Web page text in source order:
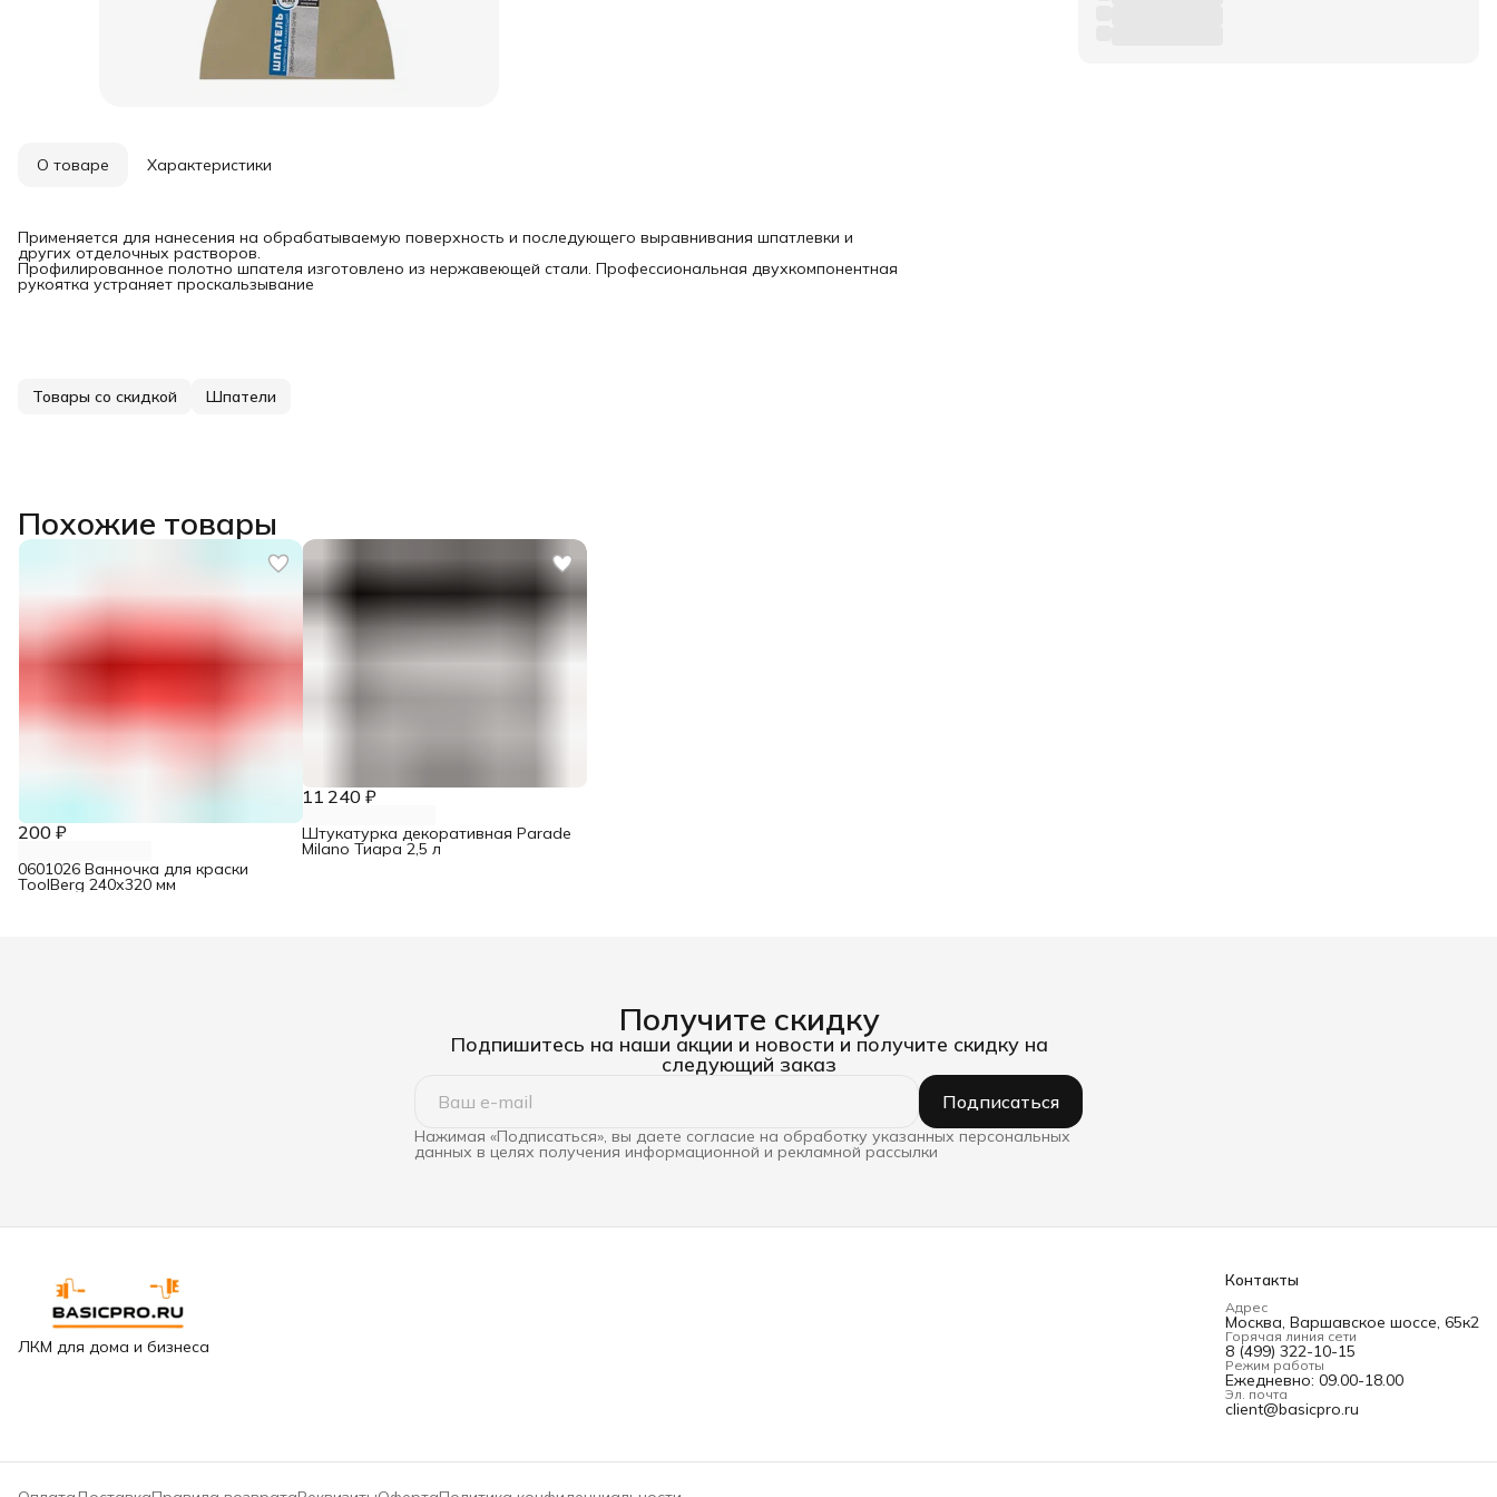
О товаре Характеристики
Применяется для нанесения на обрабатываемую поверхность и последующего выравнивания шпатлевки и
других отделочных растворов.
Профилированное полотно шпателя изготовлено из нержавеющей стали. Профессиональная двухкомпонентная
рукоятка устраняет проскальзывание
Товары со скидкой Шпатели
Похожие товары
200 ₽
0601026 Ванночка для краски
ToolBerg 240х320 мм
11 240 ₽
Штукатурка декоративная Parade
Milano Тиара 2,5 л
Получите скидку
Подпишитесь на наши акции и новости и получите скидку на
следующий заказ
Подписаться
Нажимая «Подписаться», вы даете согласие на обработку указанных персональных
данных в целях получения информационной и рекламной рассылки
ЛКМ для дома и бизнеса
Контакты
Адрес
Москва, Варшавское шоссе, 65к2
Горячая линия сети
8 (499) 322-10-15
Режим работы
Ежедневно: 09.00-18.00
Эл. почта
client@basicpro.ru